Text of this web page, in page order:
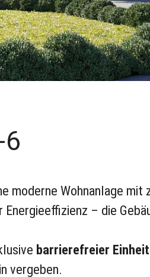
moderne Wohnanlage mit
– die
barrierefreier
vergeben.